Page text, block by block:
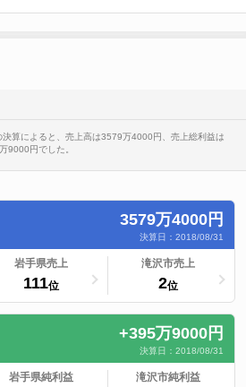
算によると、売上高は3579万4000円、売上総利益は
9000円でした。
3579万4000円
決算日：2018/08/31
岩手県売上
111位
ランキングへ 滝沢市売上
2位
ランキングへ
+395万9000円
決算日：2018/08/31
岩手県純利益
ランキングへ 滝沢市純利益
ランキングへ